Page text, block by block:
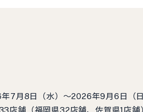
7月8日（水）～2026年9月6日（日